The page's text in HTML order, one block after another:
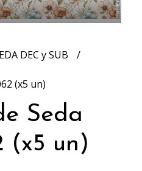
DEC y SUB
(x5 un)
Seda
(x5 un)